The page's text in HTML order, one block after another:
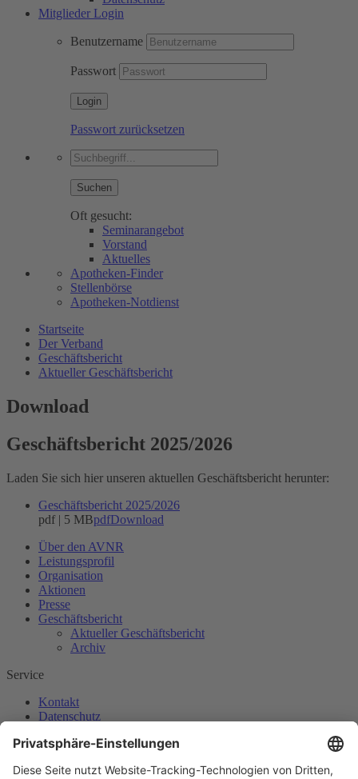
Mitglieder Login
Benutzername
Passwort
Passwort zurücksetzen
Suchen
Oft gesucht:
Seminarangebot
Vorstand
Aktuelles
Apotheken-Finder
Stellenbörse
Apotheken-Notdienst
Startseite
Der Verband
Geschäftsbericht
Aktueller Geschäftsbericht
Download
Geschäftsbericht 2025/2026
Laden Sie sich hier unseren aktuellen Geschäftsbericht herunter:
Geschäftsbericht 2025/2026
pdf | 5 MBpdfDownload
Über den AVNR
Leistungsprofil
Organisation
Aktionen
Presse
Geschäftsbericht
Aktueller Geschäftsbericht
Archiv
Service
Kontakt
Datenschutz